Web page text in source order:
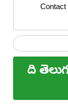
Contact
ది